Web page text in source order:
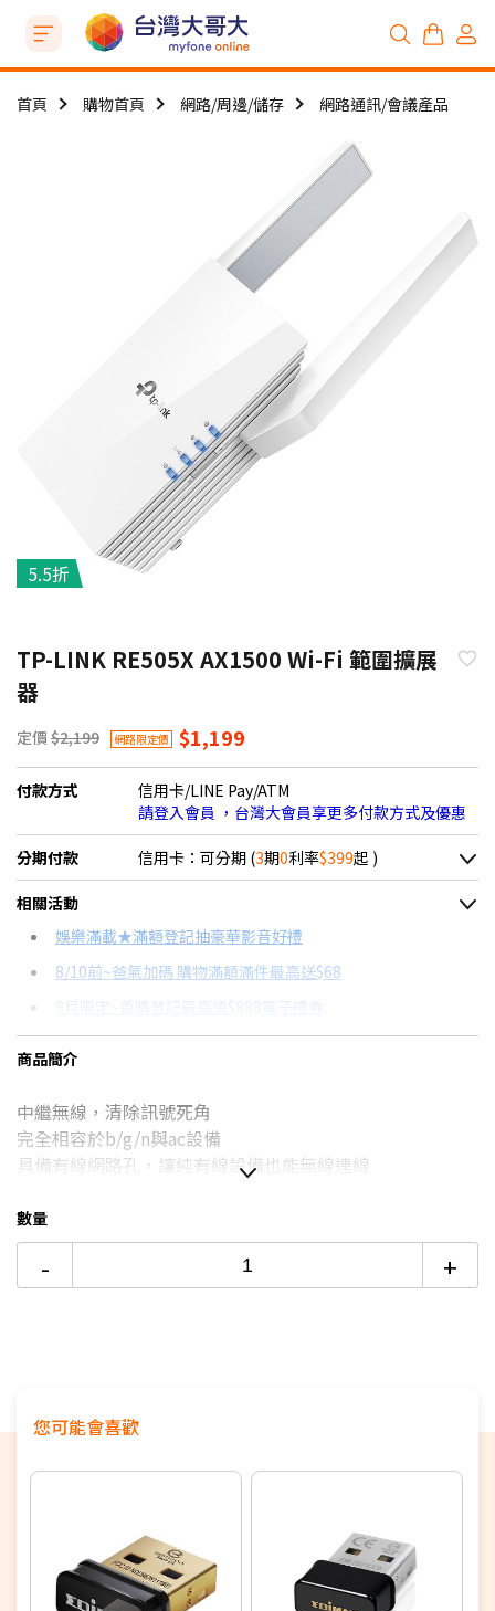
首頁 購物首頁 網路/周邊/儲存 網路通訊/會議產品
5.5折
TP-LINK RE505X AX1500 Wi-Fi 範圍擴展
器
定價 $2,199 網路限定價 $1,199
付款方式
信用卡/LINE Pay/ATM
請登入會員 ，台灣大會員享更多付款方式及優惠
分期付款 信用卡：可分期 (3期0利率$399起 )
＊實際可分期數、適用利率，請以購物車顯示為主
信用卡分期
分期數
12期
24期
每期金額
$54
配合銀行/業者
18家銀行/業者
相關活動
娛樂滿載★滿額登記抽豪華影音好禮
8/10前~爸氣加碼 購物滿額滿件最高送$68
8月限定~首購登記最高領$888電子禮券
台灣大哥大Open Possible聯名卡滿額最高回饋25%
商品簡介
中繼無線，清除訊號死角
完全相容於b/g/n與ac設備
具備有線網路孔，讓純有線設備也能無線連線
數量
- +
您可能會喜歡